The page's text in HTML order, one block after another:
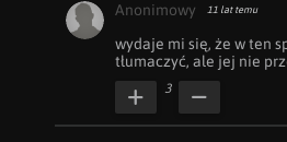
Anonimowy 11 lat temu
wydaje mi się, że w ten
tłumaczyć, ale jej nie
3